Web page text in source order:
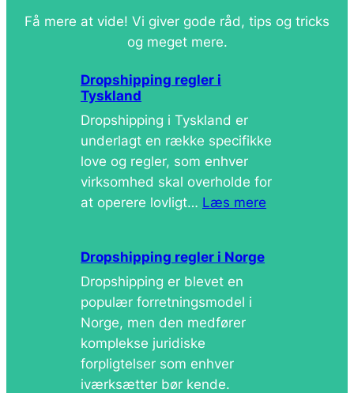
Få mere at vide! Vi giver gode råd, tips og tricks
og meget mere.
Dropshipping regler i
Tyskland
Dropshipping i Tyskland er
underlagt en række specifikke
love og regler, som enhver
virksomhed skal overholde for
at operere lovligt… Læs mere
Dropshipping regler i Norge
Dropshipping er blevet en
populær forretningsmodel i
Norge, men den medfører
komplekse juridiske
forpligtelser som enhver
iværksætter bør kende.